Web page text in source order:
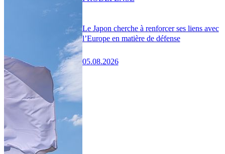
Le Japon cherche à renforcer ses liens avec
l’Europe en matière de défense
05.08.2026